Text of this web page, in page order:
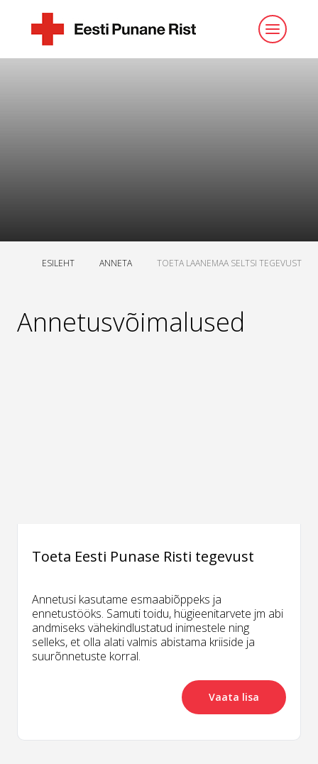
ESILEHT ANNETA TOETA LAANEMAA SELTSI TEGEVUST
Annetusvõimalused
Toeta Eesti Punase Risti tegevust
Annetusi kasutame esmaabiõppeks ja
ennetustööks. Samuti toidu, hügieenitarvete jm abi
andmiseks vähekindlustatud inimestele ning
selleks, et olla alati valmis abistama kriiside ja
suurõnnetuste korral.
Vaata lisa